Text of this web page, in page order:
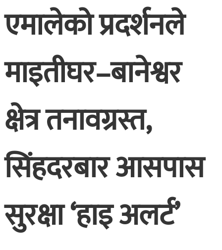
एमालेको प्रदर्शनले
माइतीघर–बानेश्वर
क्षेत्र तनावग्रस्त,
सिंहदरबार आसपास
सुरक्षा ‘हाइ अलर्ट’